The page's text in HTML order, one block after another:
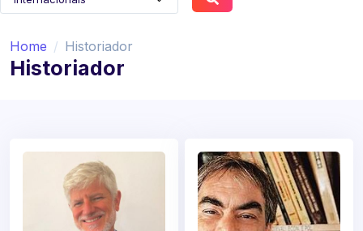
Home Historiador
Historiador